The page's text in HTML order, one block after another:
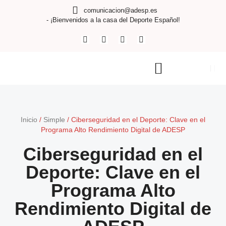
comunicacion@adesp.es
- ¡Bienvenidos a la casa del Deporte Español!
Inicio / Simple / Ciberseguridad en el Deporte: Clave en el
Programa Alto Rendimiento Digital de ADESP
Ciberseguridad en el
Deporte: Clave en el
Programa Alto
Rendimiento Digital de